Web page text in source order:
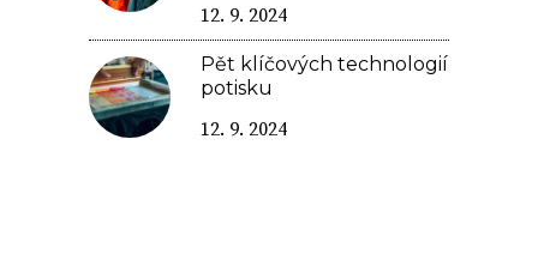
12. 9. 2024
Pět klíčových technologií
potisku
12. 9. 2024